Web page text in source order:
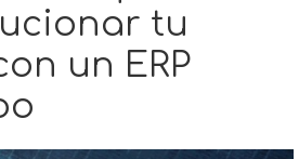
tu
un ERP